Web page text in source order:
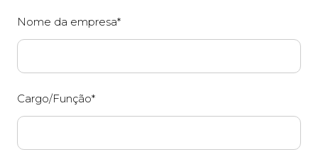
Nome da empresa*
Cargo/Função*